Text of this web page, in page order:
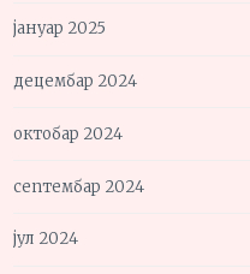
јануар 2025
децембар 2024
октобар 2024
септембар 2024
јул 2024